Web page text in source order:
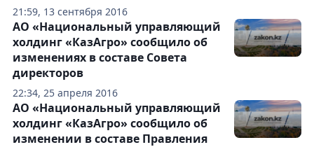
21:59, 13 сентября 2016
22:34, 25 апреля 2016
АО «Национальный управляющий
холдинг «КазАгро» сообщило об
изменениях в составе Совета
директоров
АО «Национальный управляющий
холдинг «КазАгро» сообщило об
изменении в составе Правления